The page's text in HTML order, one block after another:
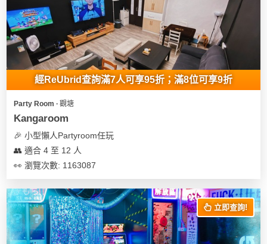
經ReUbrid查詢滿7人可享95折；滿8位可享9折
Party Room ∙ 觀塘
Kangaroom
🎉 小型懶人Partyroom任玩
👥 適合 4 至 12 人
👀 瀏覽次數: 1163087
立即查詢!